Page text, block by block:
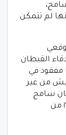
لم تتمكن
القبطان
مفقود في
من غير
سامح
سيد شعبان. كامل، خريج دفعة ٢٠٢٠/٢٠٢١ من